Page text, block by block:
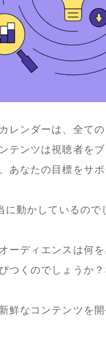
レンダーは、全て
テンツは視聴者を
あなたの目標をサポ
動かしているので
ーディエンスは何
つくのでしょうか
鮮なコンテンツを